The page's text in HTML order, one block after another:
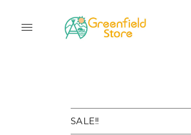
SALE!!